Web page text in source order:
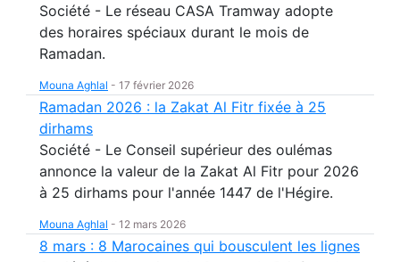
Société - Le réseau CASA Tramway adopte
des horaires spéciaux durant le mois de
Ramadan.
Mouna Aghlal - 17 février 2026
Ramadan 2026 : la Zakat Al Fitr fixée à 25
dirhams
Société - Le Conseil supérieur des oulémas
annonce la valeur de la Zakat Al Fitr pour 2026
à 25 dirhams pour l'année 1447 de l'Hégire.
Mouna Aghlal - 12 mars 2026
8 mars : 8 Marocaines qui bousculent les lignes